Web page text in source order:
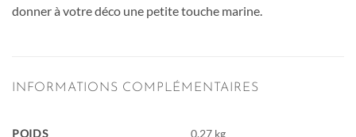
donner à votre déco une petite touche marine.
INFORMATIONS COMPLÉMENTAIRES
POIDS 0,27 kg